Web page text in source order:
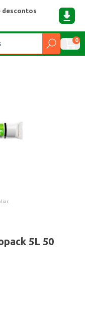
descontos
0
5L 50